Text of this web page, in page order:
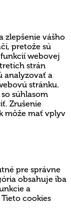
zlepšenie vášho
pretože sú
webovej
strán
analyzovať a
stránku.
súhlasom
Zrušenie
môže mať vplyv
pre správne
obsahuje iba
a
cookies